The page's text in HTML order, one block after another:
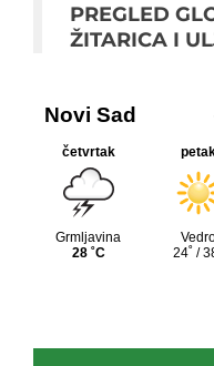
PREGLED
ŽITARICA I